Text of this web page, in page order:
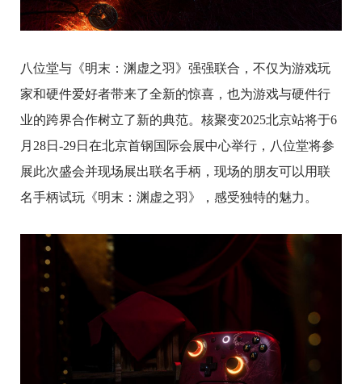
八位堂与《明末：渊虚之羽》强强联合，不仅为游戏玩
家和硬件爱好者带来了全新的惊喜，也为游戏与硬件行
业的跨界合作树立了新的典范。核聚变2025北京站将于6
月28日-29日在北京首钢国际会展中心举行，八位堂将参
展此次盛会并现场展出联名手柄，现场的朋友可以用联
名手柄试玩《明末：渊虚之羽》，感受独特的魅力。